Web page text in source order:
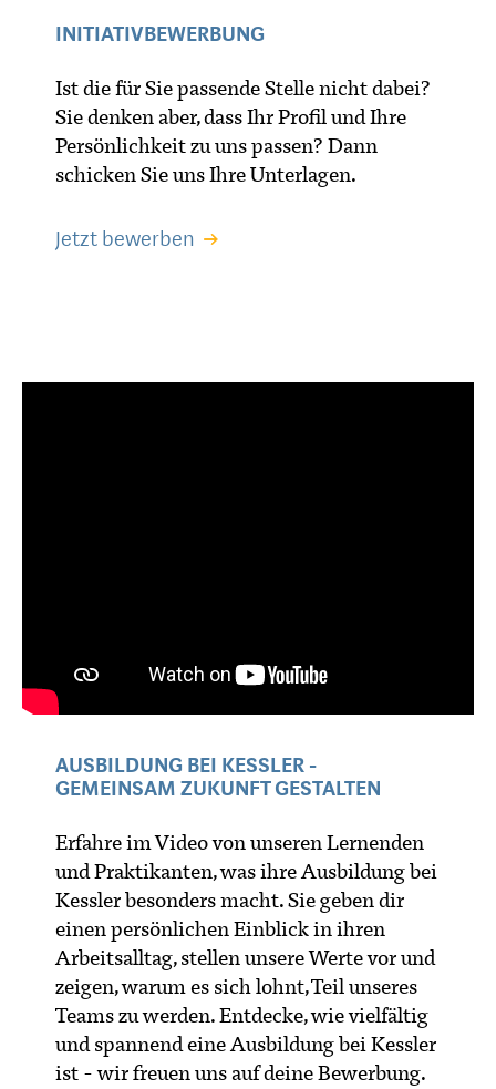
INITIATIVBEWERBUNG
Ist die für Sie passende Stelle nicht dabei?
Sie denken aber, dass Ihr Profil und Ihre
Persönlichkeit zu uns passen? Dann
schicken Sie uns Ihre Unterlagen.
Jetzt bewerben
AUSBILDUNG BEI KESSLER -
GEMEINSAM ZUKUNFT GESTALTEN
Erfahre im Video von unseren Lernenden
und Praktikanten, was ihre Ausbildung bei
Kessler besonders macht. Sie geben dir
einen persönlichen Einblick in ihren
Arbeitsalltag, stellen unsere Werte vor und
zeigen, warum es sich lohnt, Teil unseres
Teams zu werden. Entdecke, wie vielfältig
und spannend eine Ausbildung bei Kessler
ist - wir freuen uns auf deine Bewerbung.